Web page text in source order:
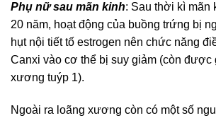
Phụ nữ sau mãn kinh: Sau thời kì mãn
20 năm, hoạt động của buồng trứng bị
hụt nội tiết tố estrogen nên chức năng
Canxi vào cơ thể bị suy giảm (còn được
xương tuýp 1).
Ngoài ra loãng xương còn có một số